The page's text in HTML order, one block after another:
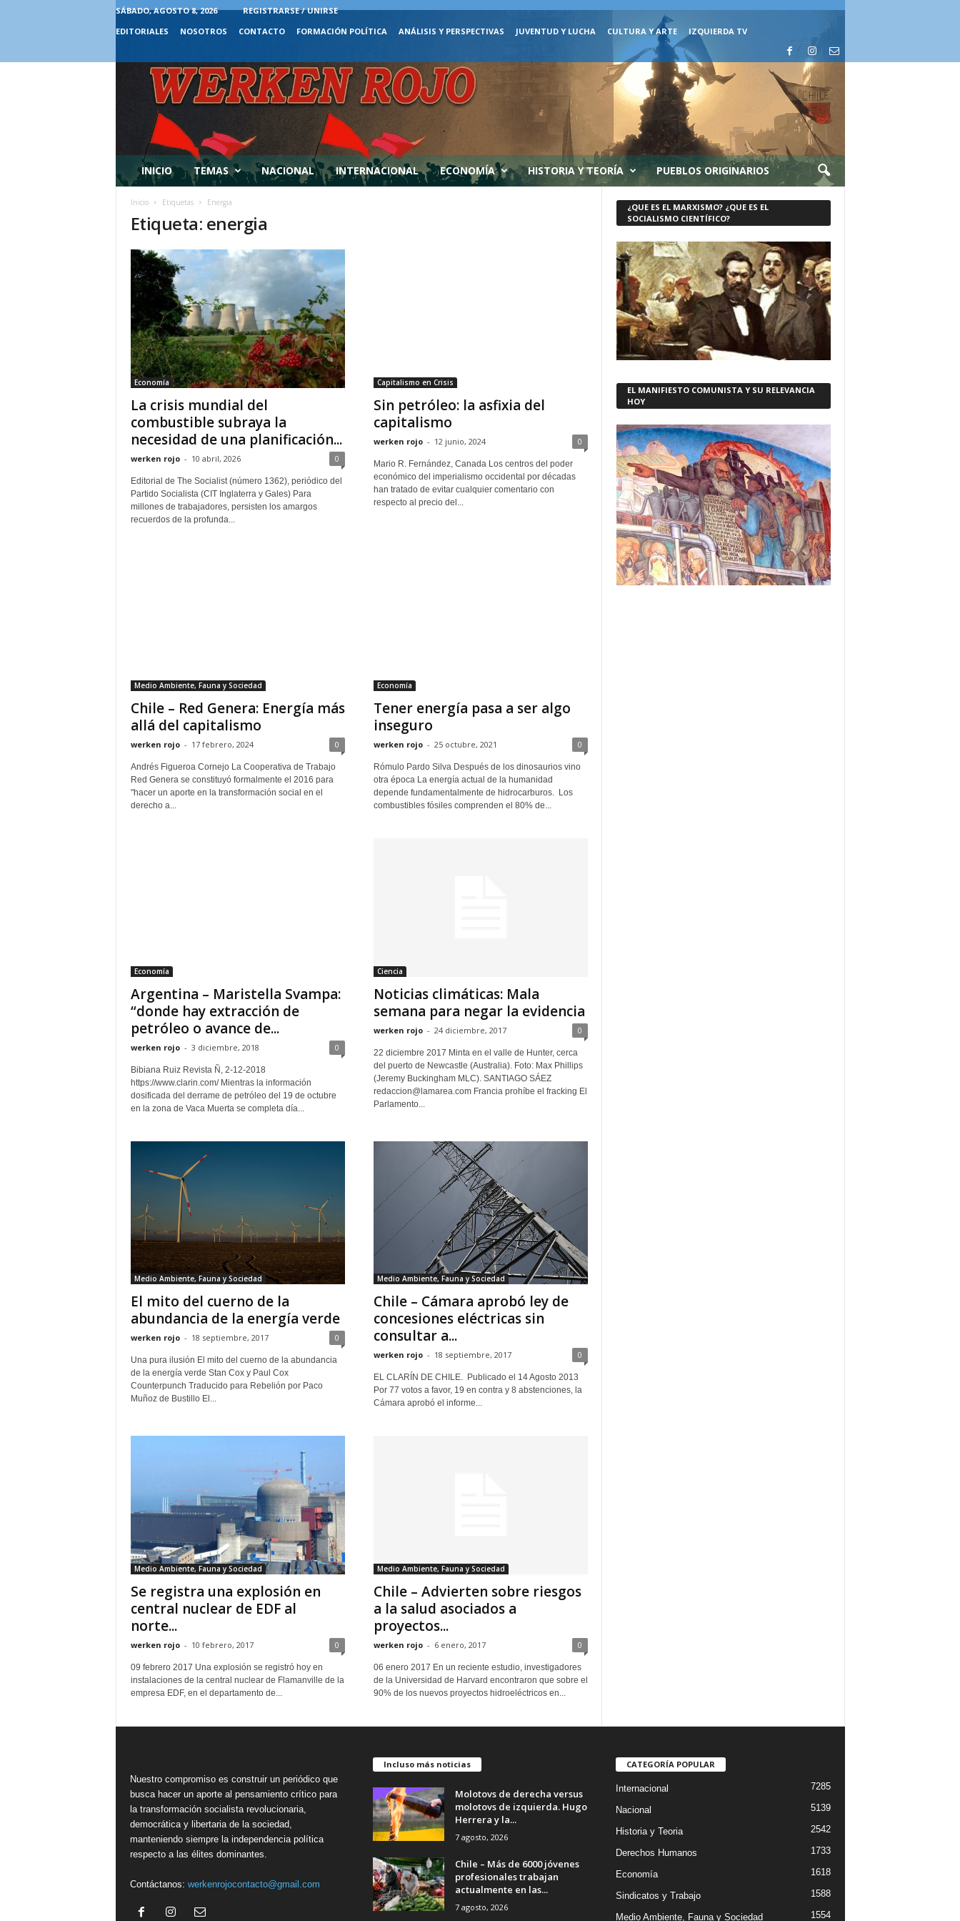
SÁBADO, AGOSTO 8, 2026
REGISTRARSE / UNIRSE
EDITORIALES
NOSOTROS CONTACTO FORMACIÓN POLÍTICA ANÁLISIS Y PERSPECTIVAS JUVENTUD Y LUCHA CULTURA Y ARTE IZQUIERDA TV
INICIO TEMAS NACIONAL INTERNACIONAL ECONOMÍA HISTORIA Y TEORÍA PUEBLOS ORIGINARIOS
Inicio Etiquetas Energia
Etiqueta: energia
Economía
La crisis mundial del
combustible subraya la
necesidad de una planificación...
werken rojo - 10 abril, 2026 0
Editorial de The Socialist (número 1362), periódico del
Partido Socialista (CIT Inglaterra y Gales) Para
millones de trabajadores, persisten los amargos
recuerdos de la profunda...
Capitalismo en Crisis
Sin petróleo: la asfixia del
capitalismo
werken rojo - 12 junio, 2024 0
Mario R. Fernández, Canada Los centros del poder
económico del imperialismo occidental por décadas
han tratado de evitar cualquier comentario con
respecto al precio del...
Medio Ambiente, Fauna y Sociedad
Chile – Red Genera: Energía más
allá del capitalismo
werken rojo - 17 febrero, 2024 0
Andrés Figueroa Cornejo La Cooperativa de Trabajo
Red Genera se constituyó formalmente el 2016 para
"hacer un aporte en la transformación social en el
derecho a...
Economía
Tener energía pasa a ser algo
inseguro
werken rojo - 25 octubre, 2021 0
Rómulo Pardo Silva Después de los dinosaurios vino
otra época La energía actual de la humanidad
depende fundamentalmente de hidrocarburos. Los
combustibles fósiles comprenden el 80% de...
Economía
Argentina – Maristella Svampa:
“donde hay extracción de
petróleo o avance de...
werken rojo - 3 diciembre, 2018 0
Bibiana Ruiz Revista Ñ, 2-12-2018
https://www.clarin.com/ Mientras la información
dosificada del derrame de petróleo del 19 de octubre
en la zona de Vaca Muerta se completa día...
Ciencia
Noticias climáticas: Mala
semana para negar la evidencia
werken rojo - 24 diciembre, 2017 0
22 diciembre 2017 Minta en el valle de Hunter, cerca
del puerto de Newcastle (Australia). Foto: Max Phillips
(Jeremy Buckingham MLC). SANTIAGO SÁEZ
redaccion@lamarea.com Francia prohíbe el fracking El
Parlamento...
Medio Ambiente, Fauna y Sociedad
El mito del cuerno de la
abundancia de la energía verde
werken rojo - 18 septiembre, 2017 0
Una pura ilusión El mito del cuerno de la abundancia
de la energía verde Stan Cox y Paul Cox
Counterpunch Traducido para Rebelión por Paco
Muñoz de Bustillo El...
Medio Ambiente, Fauna y Sociedad
Chile – Cámara aprobó ley de
concesiones eléctricas sin
consultar a...
werken rojo - 18 septiembre, 2017 0
EL CLARÍN DE CHILE. Publicado el 14 Agosto 2013
Por 77 votos a favor, 19 en contra y 8 abstenciones, la
Cámara aprobó el informe...
Medio Ambiente, Fauna y Sociedad
Se registra una explosión en
central nuclear de EDF al
norte...
werken rojo - 10 febrero, 2017 0
09 febrero 2017 Una explosión se registró hoy en
instalaciones de la central nuclear de Flamanville de la
empresa EDF, en el departamento de...
Medio Ambiente, Fauna y Sociedad
Chile – Advierten sobre riesgos
a la salud asociados a
proyectos...
werken rojo - 6 enero, 2017 0
06 enero 2017 En un reciente estudio, investigadores
de la Universidad de Harvard encontraron que sobre el
90% de los nuevos proyectos hidroeléctricos en...
¿QUE ES EL MARXISMO? ¿QUE ES EL
SOCIALISMO CIENTÍFICO?
EL MANIFIESTO COMUNISTA Y SU RELEVANCIA
HOY
Nuestro compromiso es construir un periódico que
busca hacer un aporte al pensamiento crítico para
la transformación socialista revolucionaria,
democrática y libertaria de la sociedad,
manteniendo siempre la independencia política
respecto a las élites dominantes.
Contáctanos: werkenrojocontacto@gmail.com
Incluso más noticias
Molotovs de derecha versus
molotovs de izquierda. Hugo
Herrera y la...
7 agosto, 2026
Chile – Más de 6000 jóvenes
profesionales trabajan
actualmente en las...
7 agosto, 2026
CATEGORÍA POPULAR
Internacional 7285
Nacional 5139
Historia y Teoria 2542
Derechos Humanos 1733
Economía 1618
Sindicatos y Trabajo 1588
Medio Ambiente, Fauna y Sociedad 1554